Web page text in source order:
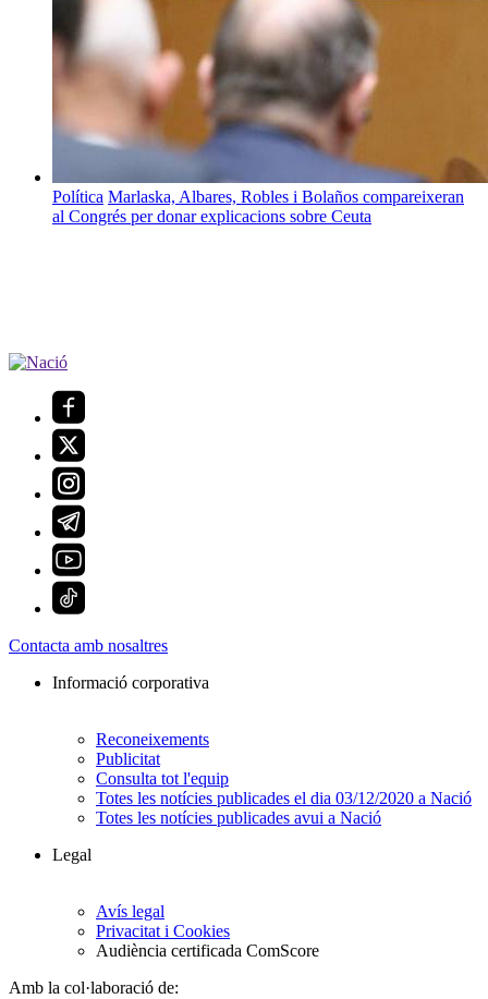
Política Marlaska, Albares, Robles i Bolaños compareixeran
al Congrés per donar explicacions sobre Ceuta
Contacta amb nosaltres
Informació corporativa
Reconeixements
Publicitat
Consulta tot l'equip
Totes les notícies publicades el dia 03/12/2020 a Nació
Totes les notícies publicades avui a Nació
Legal
Avís legal
Privacitat i Cookies
Audiència certificada ComScore
Amb la col·laboració de: